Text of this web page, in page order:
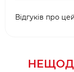
Відгуків про